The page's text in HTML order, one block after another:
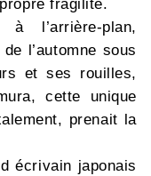
propre fragilité.
l’arrière-plan,
l’automne sous
et ses rouilles,
cette unique
prenait la
écrivain japonais